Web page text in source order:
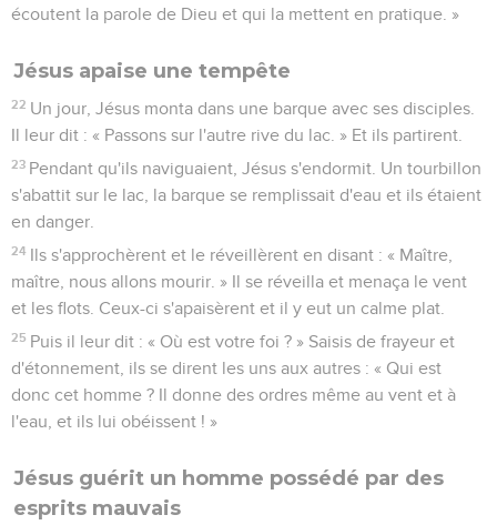
écoutent la parole de Dieu et qui la mettent en pratique. »
Jésus apaise une tempête
22 Un jour, Jésus monta dans une barque avec ses disciples.
Il leur dit : « Passons sur l'autre rive du lac. » Et ils partirent.
23 Pendant qu'ils naviguaient, Jésus s'endormit. Un tourbillon
s'abattit sur le lac, la barque se remplissait d'eau et ils étaient
en danger.
24 Ils s'approchèrent et le réveillèrent en disant : « Maître,
maître, nous allons mourir. » Il se réveilla et menaça le vent
et les flots. Ceux-ci s'apaisèrent et il y eut un calme plat.
25 Puis il leur dit : « Où est votre foi ? » Saisis de frayeur et
d'étonnement, ils se dirent les uns aux autres : « Qui est
donc cet homme ? Il donne des ordres même au vent et à
l'eau, et ils lui obéissent ! »
Jésus guérit un homme possédé par des
esprits mauvais